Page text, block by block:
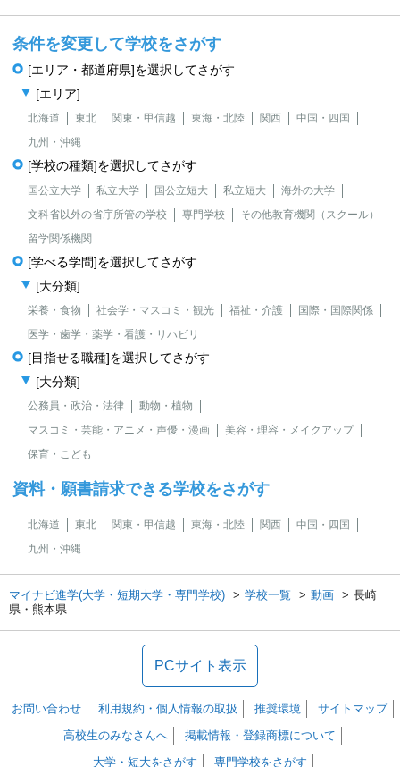
条件を変更して学校をさがす
[エリア・都道府県]を選択してさがす
[エリア]
北海道 東北 関東・甲信越 東海・北陸 関西
中国・四国
九州・沖縄
[学校の種類]を選択してさがす
国公立大学 私立大学 国公立短大 私立短大
海外の大学
文科省以外の省庁所管の学校
専門学校
その他教育機関（スクール）
留学関係機関
[学べる学問]を選択してさがす
[大分類]
栄養・食物 社会学・マスコミ・観光 福祉・介護
国際・国際関係
医学・歯学・薬学・看護・リハビリ
[目指せる職種]を選択してさがす
[大分類]
公務員・政治・法律
動物・植物
マスコミ・芸能・アニメ・声優・漫画
美容・理容・メイクアップ
保育・こども
資料・願書請求できる学校をさがす
北海道 東北 関東・甲信越 東海・北陸 関西
中国・四国
九州・沖縄
マイナビ進学(大学・短期大学・専門学校) 学校一覧 動画
長崎
県・熊本県
PCサイト表示
お問い合わせ 利用規約・個人情報の取扱 推奨環境
サイトマップ
高校生のみなさんへ
掲載情報・登録商標について
大学・短大をさがす
専門学校をさがす